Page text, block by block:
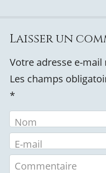
Laisser un
Votre adresse e-mail
Les champs
*
Nom
E-mail
Commentaire